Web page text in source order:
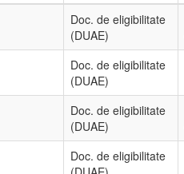
Doc. de eligibilitate
(DUAE)
Doc. de eligibilitate
(DUAE)
Doc. de eligibilitate
(DUAE)
Doc. de eligibilitate